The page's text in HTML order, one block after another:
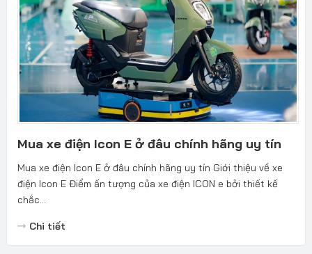
Mua xe điện Icon E ở đâu chính hãng uy tín
Mua xe điện Icon E ở đâu chính hãng uy tín Giới thiệu về xe
điện Icon E Điểm ấn tượng của xe điện ICON e bởi thiết kế
chắc...
Chi tiết